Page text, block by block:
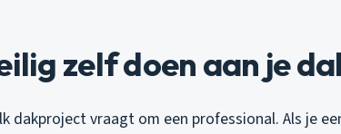
zelf doen aan je
dakproject vraagt om een professional. Als je